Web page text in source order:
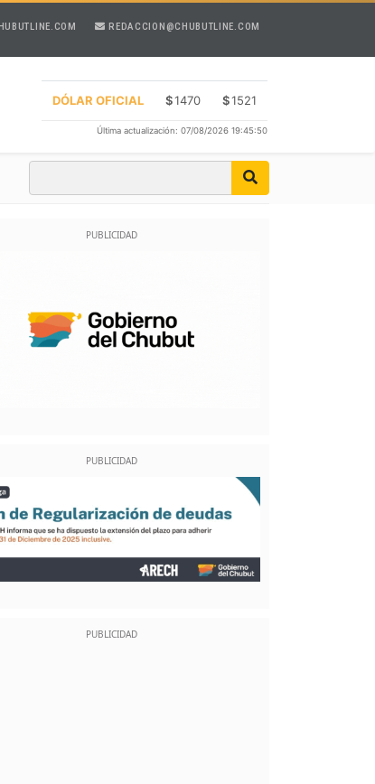
REDACCION@CHUBUTLINE.COM
DÓLAR OFICIAL $1470 $1521
Última actualización: 07/08/2026 19:45:50